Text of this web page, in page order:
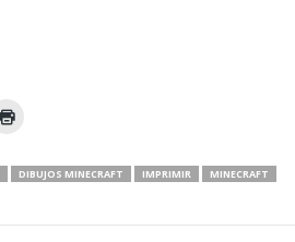
DIBUJOS MINECRAFT IMPRIMIR
MINECRAFT